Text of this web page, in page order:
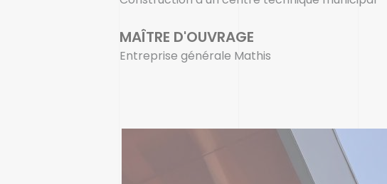
MAÎTRE D'OUVRAGE
Entreprise générale Mathis